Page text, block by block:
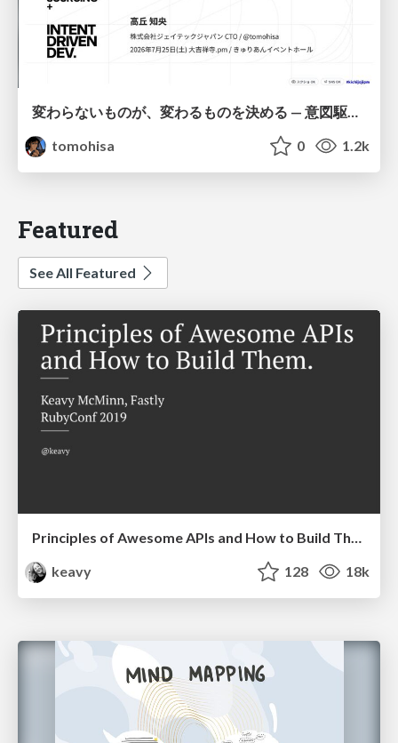
変わらないものが、変わるものを決める — 意図駆動開発 × イベントソーシング × イミュータブル | What Doesn't Change Decides What Can — IDD × Event Sourcing × Immutability
tomohisa
0 1.2k
Featured
See All Featured
Principles of Awesome APIs and How to Build Them.
keavy
128 18k